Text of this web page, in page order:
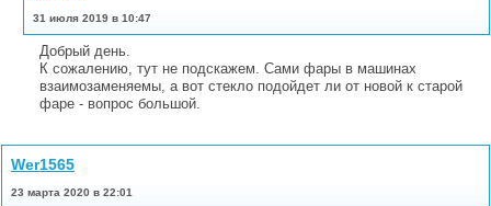
31 июля 2019 в 10:47
Добрый день.
К сожалению, тут не подскажем. Сами фары в машинах
взаимозаменяемы, а вот стекло подойдет ли от новой к старой
фаре - вопрос большой.
Wer1565
23 марта 2020 в 22:01